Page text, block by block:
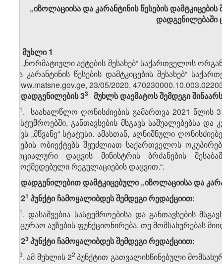
„იზოლაციისა და კარანტინის წესების
დადგენილებაში
მუხლი 1
„ნორმატიული აქტების შესახებ“ საქართველოს
და კარანტინის წესების დამტკიცების შესახებ“
(www.matsne.gov.ge, 23/05/2020,
1. დადგენილების 3​3
მუხლს დაემატოს შემდეგი
​1. საახალწლო ღონისძიების გამართვა 2021 წლის
სასტუმროებში, განთავსების მსგავს საშუალებებსა
აქვს „მწვანე“ სტატუსი. ამასთან, აღნიშნული
კვების ობიექტებს შეუძლიათ საქართველოს
სოციალური დაცვის მინისტრის ბრძანების
ამოქმედებული რეგულაციების დაცვით.“.
დადგენილებით დამტკიცებული„იზოლაციისა და
ა) 2​1 პუნქტი ჩამოყალიბდეს შემდეგი რედაქციით:
​1. დასაშვებია სასტუმროებისა და განთავსების
საცურაო აუზების ფუნქციონირება, თუ მომსახურებას
ბ) 2​3პუნქტი ჩამოყალიბდეს შემდეგი რედაქციით:
​3. ამ მუხლის 2​2 პუნქტით გათვალისწინებული